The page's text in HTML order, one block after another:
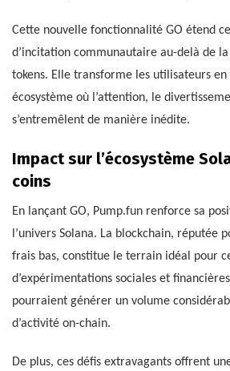
Cette nouvelle fonctionnalité GO étend
d’incitation communautaire au-delà de
tokens. Elle transforme les utilisateurs en
écosystème où l’attention, le
s’entremêlent de manière inédite.
Impact sur l’écosystème
coins
En lançant GO, Pump.fun renforce sa
l’univers Solana. La blockchain, réputée
frais bas, constitue le terrain idéal pour
d’expérimentations sociales et
pourraient générer un volume
d’activité on-chain.
De plus, ces défis extravagants offrent